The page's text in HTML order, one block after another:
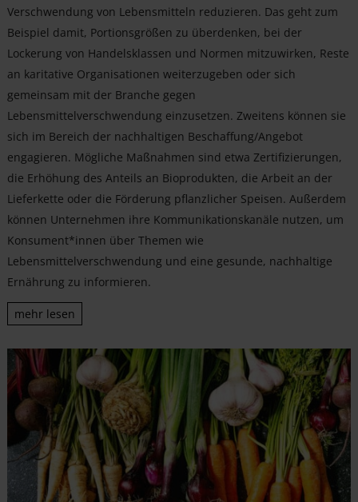
Verschwendung von Lebensmitteln reduzieren. Das geht zum
Beispiel damit, Portionsgrößen zu überdenken, bei der
Lockerung von Handelsklassen und Normen mitzuwirken, Reste
an karitative Organisationen weiterzugeben oder sich
gemeinsam mit der Branche gegen
Lebensmittelverschwendung einzusetzen. Zweitens können sie
sich im Bereich der nachhaltigen Beschaffung/Angebot
engagieren. Mögliche Maßnahmen sind etwa Zertifizierungen,
die Erhöhung des Anteils an Bioprodukten, die Arbeit an der
Lieferkette oder die Förderung pflanzlicher Speisen. Außerdem
können Unternehmen ihre Kommunikationskanäle nutzen, um
Konsument*innen über Themen wie
Lebensmittelverschwendung und eine gesunde, nachhaltige
Ernährung zu informieren.
mehr lesen